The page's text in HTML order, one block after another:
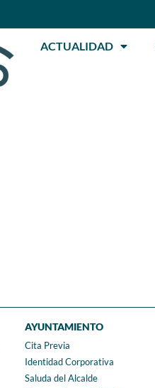
ACTUALIDAD
AYUNTAMIENTO
Cita Previa
Identidad Corporativa
Saluda del Alcalde